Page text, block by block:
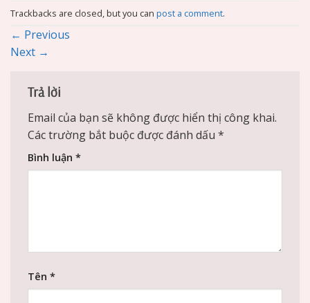
Trackbacks are closed, but you can post a comment.
← Previous
Next →
Trả lời
Email của bạn sẽ không được hiển thị công khai.
Các trường bắt buộc được đánh dấu *
Bình luận *
Tên *